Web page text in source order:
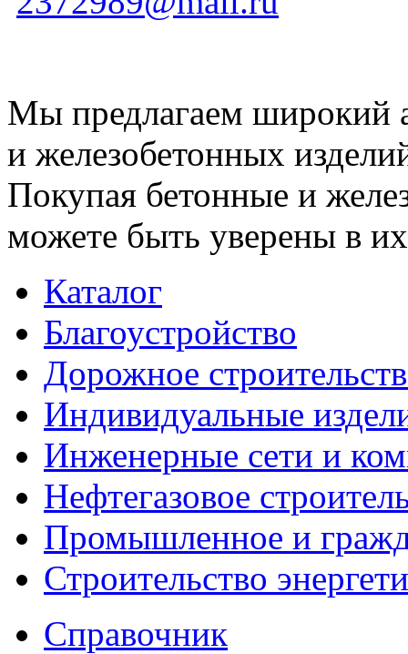
Мы предлагаем широкий
и железобетонных
Покупая бетонные и
можете быть уверены в их
Каталог
Благоустройство
Дорожное
Индивидуальные
Инженерные сети и
Нефтегазовое
Промышленное и
Строительство
Справочник